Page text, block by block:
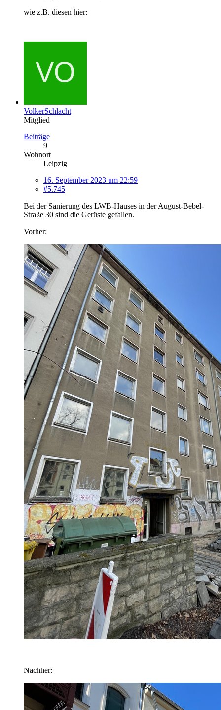
wie z.B. diesen hier:
VolkerSchlacht
Mitglied
Beiträge
9
Wohnort
Leipzig
16. September 2023 um 22:59
#5.745
Bei der Sanierung des LWB-Hauses in der August-Bebel-
Straße 30 sind die Gerüste gefallen.
Vorher:
Nachher: